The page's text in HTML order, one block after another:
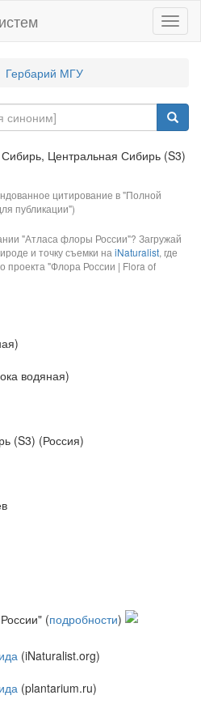
Гербарий МГУ
цитирование в "Полной
публикации")
"Атласа флоры России"? Загружай
и точку съемки на iNaturalist, где
проекта "Флора России | Flora of
водяная)
(S3) (Россия)
(подробности)
(iNaturalist.org)
(plantarium.ru)